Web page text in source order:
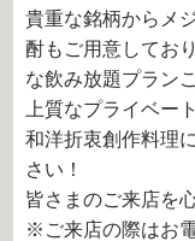
貴重な銘柄からメ
酎もご用意してお
な飲み放題プラン
上質なプライベー
和洋折衷創作料理
さい！
皆さまのご来店を
※ご来店の際はお